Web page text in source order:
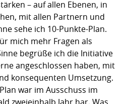
– auf allen Ebenen, in
mit allen Partnern und
sehe ich 10-Punkte-Plan.
mich mehr Fragen als
begrüße ich die Initiative
angeschlossen haben, mit
konsequenten Umsetzung.
war im Ausschuss im